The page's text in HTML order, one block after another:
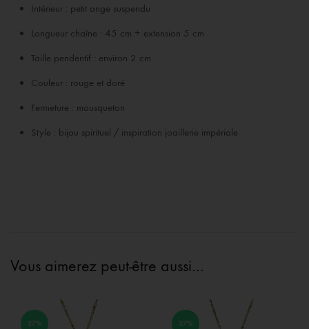
Intérieur : petit ange suspendu
Longueur chaîne : 45 cm + extension 5 cm
Taille pendentif : environ 2 cm
Couleur : rouge et doré
Fermeture : mousqueton
Style : bijou spirituel / inspiration joaillerie impériale
Vous aimerez peut-être aussi…
27% 27%